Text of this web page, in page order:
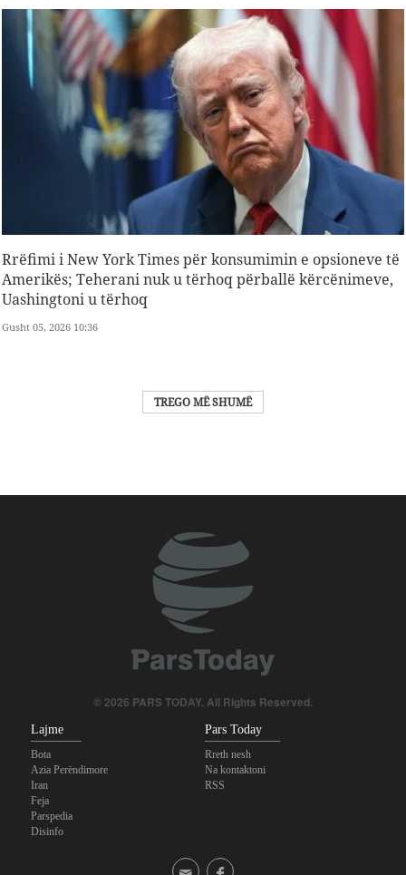
Rrëfimi i New York Times për konsumimin e opsioneve të
Amerikës; Teherani nuk u tërhoq përballë kërcënimeve,
Uashingtoni u tërhoq
Gusht 05, 2026 10:36
TREGO MË SHUMË
© 2026 PARS TODAY. All Rights Reserved.
Lajme
Bota
Azia Perëndimore
Iran
Feja
Parspedia
Disinfo
Pars Today
Rreth nesh
Na kontaktoni
RSS